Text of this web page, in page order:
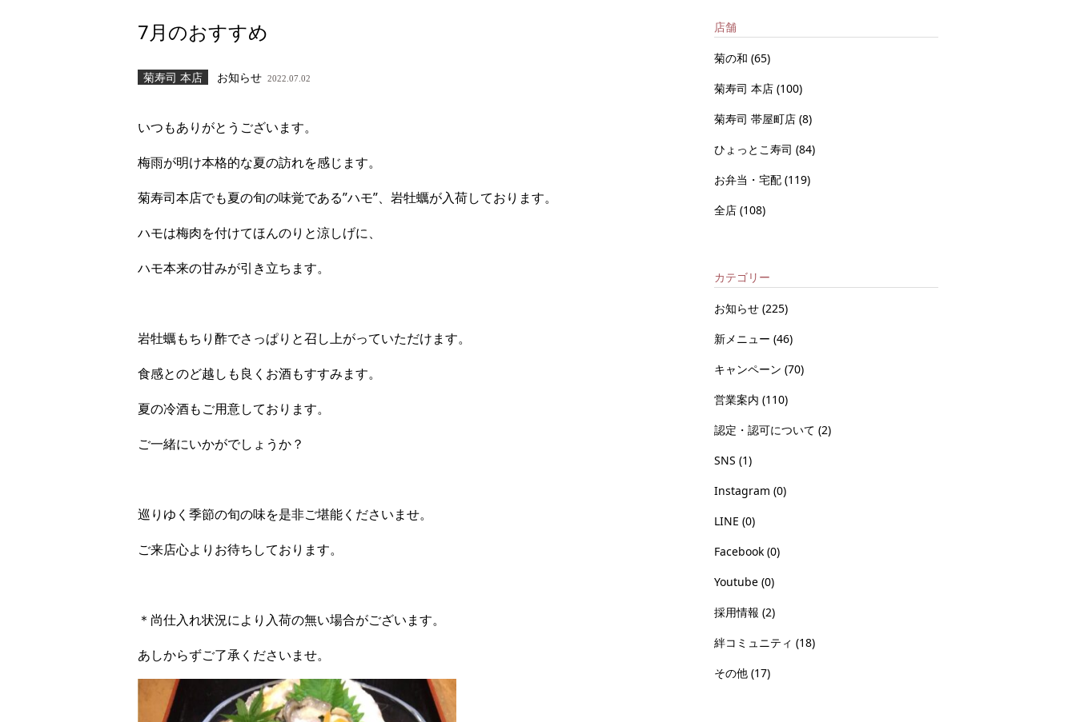
7月のおすすめ
菊寿司 本店 お知らせ 2022.07.02
いつもありがとうございます。
梅雨が明け本格的な夏の訪れを感じます。
菊寿司本店でも夏の旬の味覚である”ハモ”、岩牡蠣が入荷しております。
ハモは梅肉を付けてほんのりと涼しげに、
ハモ本来の甘みが引き立ちます。
岩牡蠣もちり酢でさっぱりと召し上がっていただけます。
食感とのど越しも良くお酒もすすみます。
夏の冷酒もご用意しております。
ご一緒にいかがでしょうか？
巡りゆく季節の旬の味を是非ご堪能くださいませ。
ご来店心よりお待ちしております。
＊尚仕入れ状況により入荷の無い場合がございます。
あしからずご了承くださいませ。
店舗
菊の和 (65)
菊寿司 本店 (100)
菊寿司 帯屋町店 (8)
ひょっとこ寿司 (84)
お弁当・宅配 (119)
全店 (108)
カテゴリー
お知らせ (225)
新メニュー (46)
キャンペーン (70)
営業案内 (110)
認定・認可について (2)
SNS (1)
Instagram (0)
LINE (0)
Facebook (0)
Youtube (0)
採用情報 (2)
絆コミュニティ (18)
その他 (17)